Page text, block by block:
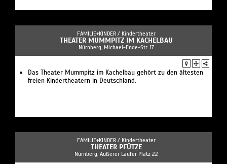
FAMILIE+KINDER / Kindertheater
THEATER MUMMPITZ IM KACHELBAU
Nürnberg, Michael-Ende-Str. 17
Das Theater Mummpitz im Kachelbau gehört zu den ältesten
freien Kindertheatern in Deutschland.
FAMILIE+KINDER / Kindertheater
THEATER PFÜTZE
Nürnberg, Äußerer Laufer Platz 22